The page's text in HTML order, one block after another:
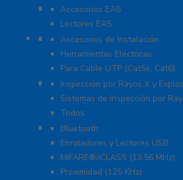
Protección Contra Descargas
Accesorios EAS
Lectores EAS
Herramientas
Accesorios de Instalación
Herramientas Eléctricas
Para Cable UTP (Cat5e, Cat6)
Inspección por Rayos X y
Inspección por Rayos X y
Sistemas de Inspección por
Todos
Lectoras y Tarjetas
Bluetooth
Enroladores y Lectores USB
MIFARE®/iCLASS (13.56 MHz)
Proximidad (125 KHz)